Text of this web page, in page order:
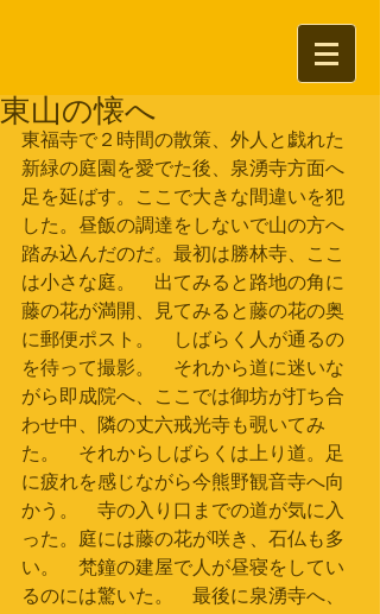
東山の懐へ
東福寺で２時間の散策、外人と戯れた
新緑の庭園を愛でた後、泉湧寺方面へ
足を延ばす。ここで大きな間違いを犯
した。昼飯の調達をしないで山の方へ
踏み込んだのだ。最初は勝林寺、ここ
は小さな庭。　出てみると路地の角に
藤の花が満開、見てみると藤の花の奥
に郵便ポスト。　しばらく人が通るの
を待って撮影。　それから道に迷いな
がら即成院へ、ここでは御坊が打ち合
わせ中、隣の丈六戒光寺も覗いてみ
た。　それからしばらくは上り道。足
に疲れを感じながら今熊野観音寺へ向
かう。　寺の入り口までの道が気に入
った。庭には藤の花が咲き、石仏も多
い。　梵鐘の建屋で人が昼寝をしてい
るのには驚いた。　最後に泉湧寺へ、